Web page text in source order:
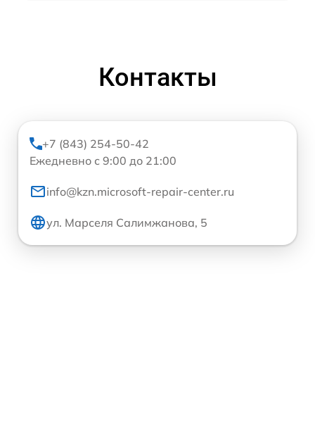
Контакты
+7 (843) 254-50-42
Ежедневно с 9:00 до 21:00
info@kzn.microsoft-repair-center.ru
ул. Марселя Салимжанова, 5